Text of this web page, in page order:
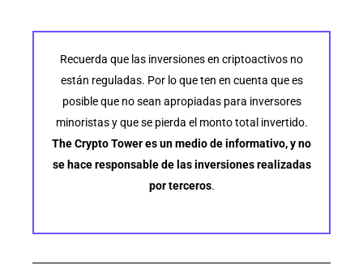
Recuerda que las inversiones en criptoactivos no
están reguladas. Por lo que ten en cuenta que es
posible que no sean apropiadas para inversores
minoristas y que se pierda el monto total invertido.
The Crypto Tower es un medio de informativo, y no
se hace responsable de las inversiones realizadas
por terceros.